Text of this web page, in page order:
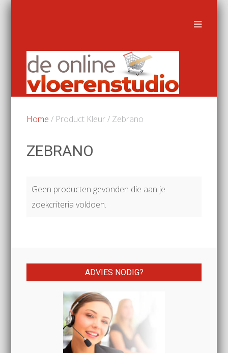
Home / Product Kleur / Zebrano
ZEBRANO
Geen producten gevonden die aan je
zoekcriteria voldoen.
ADVIES NODIG?